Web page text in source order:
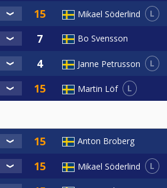
Mikael Söderlind L
Bo Svensson
Janne Petrusson L
Martin Löf L
Anton Broberg
Mikael Söderlind L